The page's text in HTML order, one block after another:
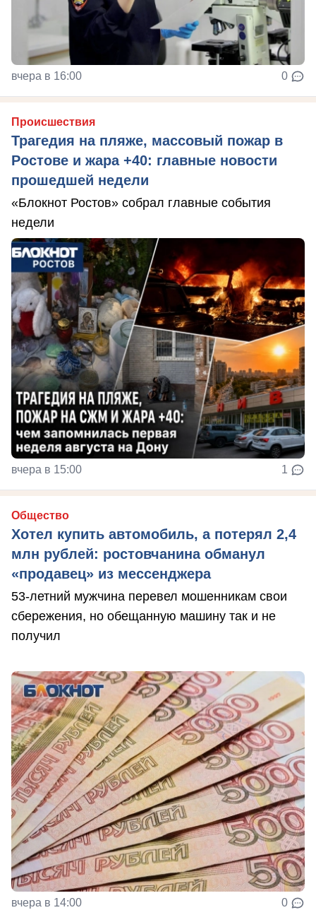
вчера в 16:00 0
Происшествия
Трагедия на пляже, массовый пожар в
Ростове и жара +40: главные новости
прошедшей недели
«Блокнот Ростов» собрал главные события
недели
вчера в 15:00 1
Общество
Хотел купить автомобиль, а потерял 2,4
млн рублей: ростовчанина обманул
«продавец» из мессенджера
53-летний мужчина перевел мошенникам свои
сбережения, но обещанную машину так и не
получил
вчера в 14:00 0